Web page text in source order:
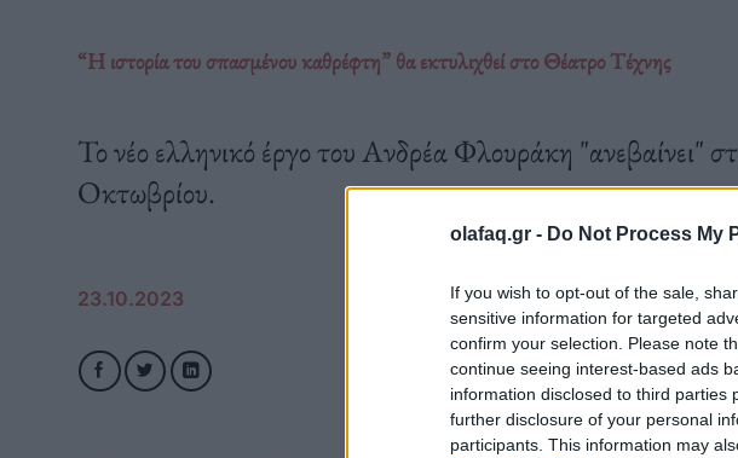
olafaq.gr - Do Not Process My
If you wish to opt-out of the sale,
sensitive information for targeted
confirm your selection. Please note
continue seeing interest-based ads
information disclosed to third parties
further disclosure of your personal
participants. This information may
“Η ιστορία του σπασμένου καθρέφτη” θα εκτυλιχθεί στο Θέατρο Τέχνης
Το νέο ελληνικό έργο του Ανδρέα Φλουράκη "ανεβαίνει"
Οκτωβρίου.
23.10.2023